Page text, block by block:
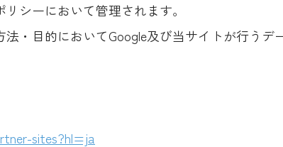
シーにおいて管理されます。
・目的においてGoogle及び当サイトが行う
sites?hl=ja